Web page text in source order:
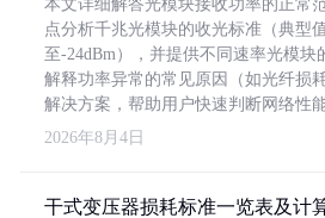
本文详细解答光模块接收功率的正常
点分析千兆光模块的收光标准（典型
至-24dBm），并提供不同速率光模块
解释功率异常的常见原因（如光纤损
解决方案，帮助用户快速判断网络性能
2026年8月4日
干式变压器损耗标准一览表及计